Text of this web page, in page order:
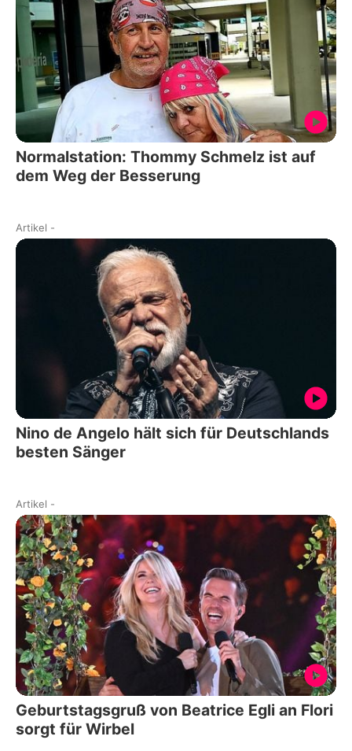
Normalstation: Thommy Schmelz ist auf
dem Weg der Besserung
Artikel -
Nino de Angelo hält sich für Deutschlands
besten Sänger
Artikel -
Geburtstagsgruß von Beatrice Egli an Flori
sorgt für Wirbel